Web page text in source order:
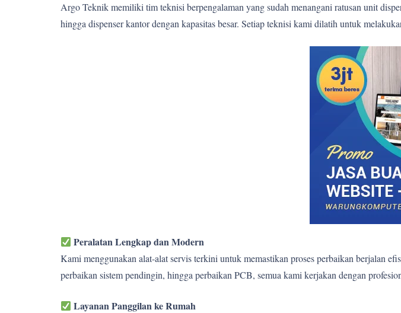
Argo Teknik memiliki tim teknisi berpengalaman yang sudah menangani ratusan unit
hingga dispenser kantor dengan kapasitas besar. Setiap teknisi kami dilatih untuk
Peralatan Lengkap dan Modern
Kami menggunakan alat-alat servis terkini untuk memastikan proses perbaikan berjalan
perbaikan sistem pendingin, hingga perbaikan PCB, semua kami kerjakan dengan
Layanan Panggilan ke Rumah